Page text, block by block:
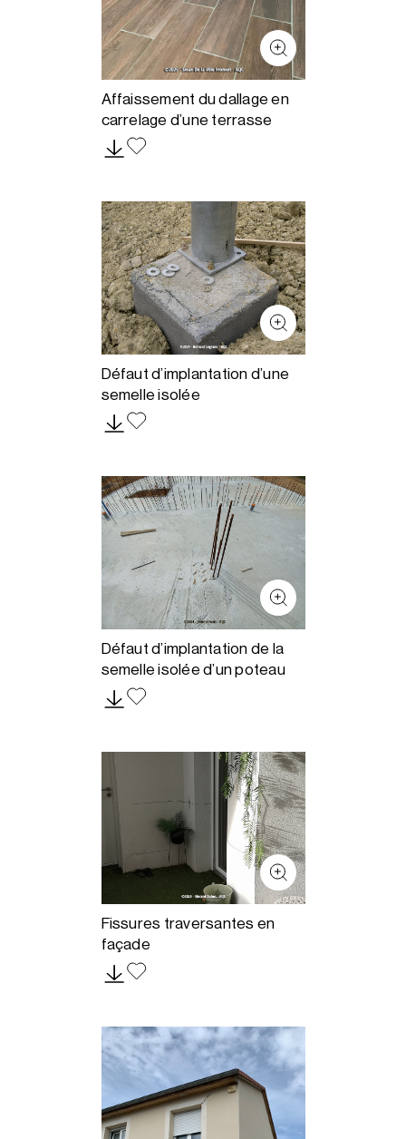
Affaissement du dallage en
carrelage d’une terrasse
Défaut d’implantation d’une
semelle isolée
Défaut d’implantation de la
semelle isolée d’un poteau
Fissures traversantes en
façade